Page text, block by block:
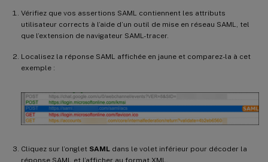
Vérifiez que vos assertions SAML contiennent les attributs
utilisateur corrects à l’aide d’un outil de mise en réseau SAML, tel
que l’extension de navigateur SAML-tracer.
Localisez la réponse SAML affichée en jaune et comparez-la à cet
exemple :
Cliquez sur l’onglet SAML dans le volet inférieur pour décoder la
réponse SAML et l’afficher au format XML.